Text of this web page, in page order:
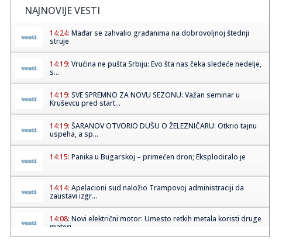
NAJNOVIJE VESTI
14:24: Mađar se zahvalio građanima na dobrovoljnoj štednji
struje
14:19: Vrućina ne pušta Srbiju: Evo šta nas čeka sledeće nedelje,
s...
14:19: SVE SPREMNO ZA NOVU SEZONU: Važan seminar u
Kruševcu pred start...
14:19: ŠARANOV OTVORIO DUŠU O ŽELEZNIČARU: Otkrio tajnu
uspeha, a sp...
14:15: Panika u Bugarskoj – primećen dron; Eksplodiralo je
14:14: Apelacioni sud naložio Trampovoj administraciji da
zaustavi izgr...
14:08: Novi električni motor: Umesto retkih metala koristi druge
materi...